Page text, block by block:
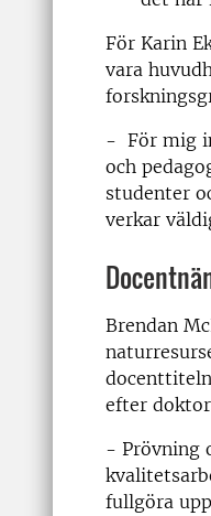
För Karin
vara
- För mig
och
studenter
verkar
Brendan
efter
- Prövning
fullgöra